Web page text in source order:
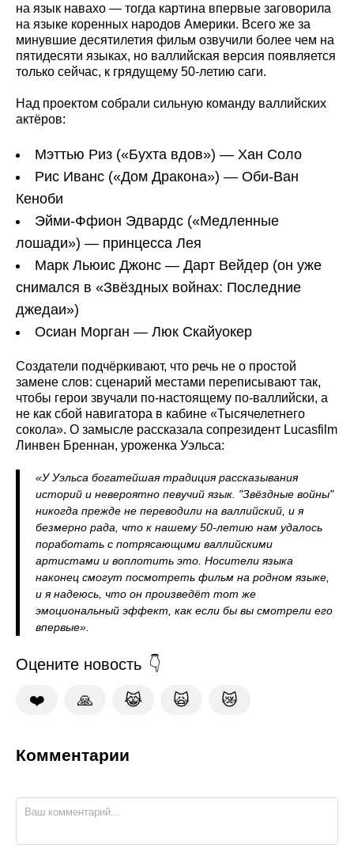
на язык навахо — тогда картина впервые заговорила
на языке коренных народов Америки. Всего же за
минувшие десятилетия фильм озвучили более чем на
пятидесяти языках, но валлийская версия появляется
только сейчас, к грядущему 50-летию саги.
Над проектом собрали сильную команду валлийских
актёров:
Мэттью Риз («Бухта вдов») — Хан Соло
Рис Иванс («Дом Дракона») — Оби-Ван
Кеноби
Эйми-Ффион Эдвардс («Медленные
лошади») — принцесса Лея
Марк Льюис Джонс — Дарт Вейдер (он уже
снимался в «Звёздных войнах: Последние
джедаи»)
Осиан Морган — Люк Скайуокер
Создатели подчёркивают, что речь не о простой
замене слов: сценарий местами переписывают так,
чтобы герои звучали по-настоящему по-валлийски, а
не как сбой навигатора в кабине «Тысячелетнего
сокола». О замысле рассказала сопрезидент Lucasfilm
Линвен Бреннан, уроженка Уэльса:
«У Уэльса богатейшая традиция рассказывания
историй и невероятно певучий язык. "Звёздные войны"
никогда прежде не переводили на валлийский, и я
безмерно рада, что к нашему 50-летию нам удалось
поработать с потрясающими валлийскими
артистами и воплотить это. Носители языка
наконец смогут посмотреть фильм на родном языке,
и я надеюсь, что он произведёт тот же
эмоциональный эффект, как если бы вы смотрели его
впервые».
Оцените новость
❤️ 🙏 😹 🙀 😿
Комментарии